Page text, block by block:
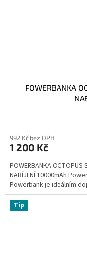
POWERBANKA
992 Kč bez DPH
1 200 Kč
POWERBANKA OCTOPUS
NABÍJENÍ 10000mAh
Powerbank je ideálním
Tip